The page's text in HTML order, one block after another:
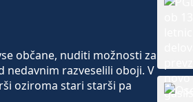
občane, nuditi možnosti za
nedavnim razveselili oboji. V
oziroma stari starši pa